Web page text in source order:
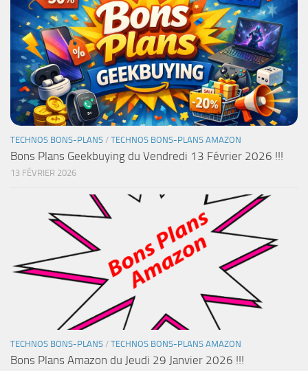
TECHNOS BONS-PLANS / TECHNOS BONS-PLANS AMAZON
Bons Plans Geekbuying du Vendredi 13 Février 2026 !!!
13 FÉVRIER 2026
TECHNOS BONS-PLANS / TECHNOS BONS-PLANS AMAZON
Bons Plans Amazon du Jeudi 29 Janvier 2026 !!!